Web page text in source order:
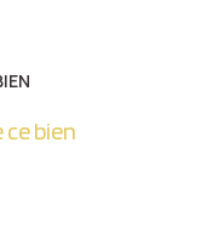
bien